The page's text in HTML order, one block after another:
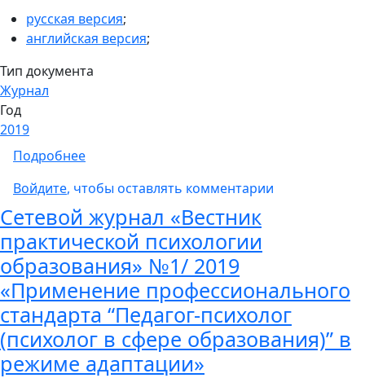
русская версия;
английская версия;
Тип документа
Журнал
Год
2019
Подробнеео Сетевой журнал "Вестник практической
Войдите, чтобы оставлять комментарии
Сетевой журнал «Вестник
практической психологии
образования» №1/ 2019
«Применение профессионального
стандарта “Педагог-психолог
(психолог в сфере образования)” в
режиме адаптации»